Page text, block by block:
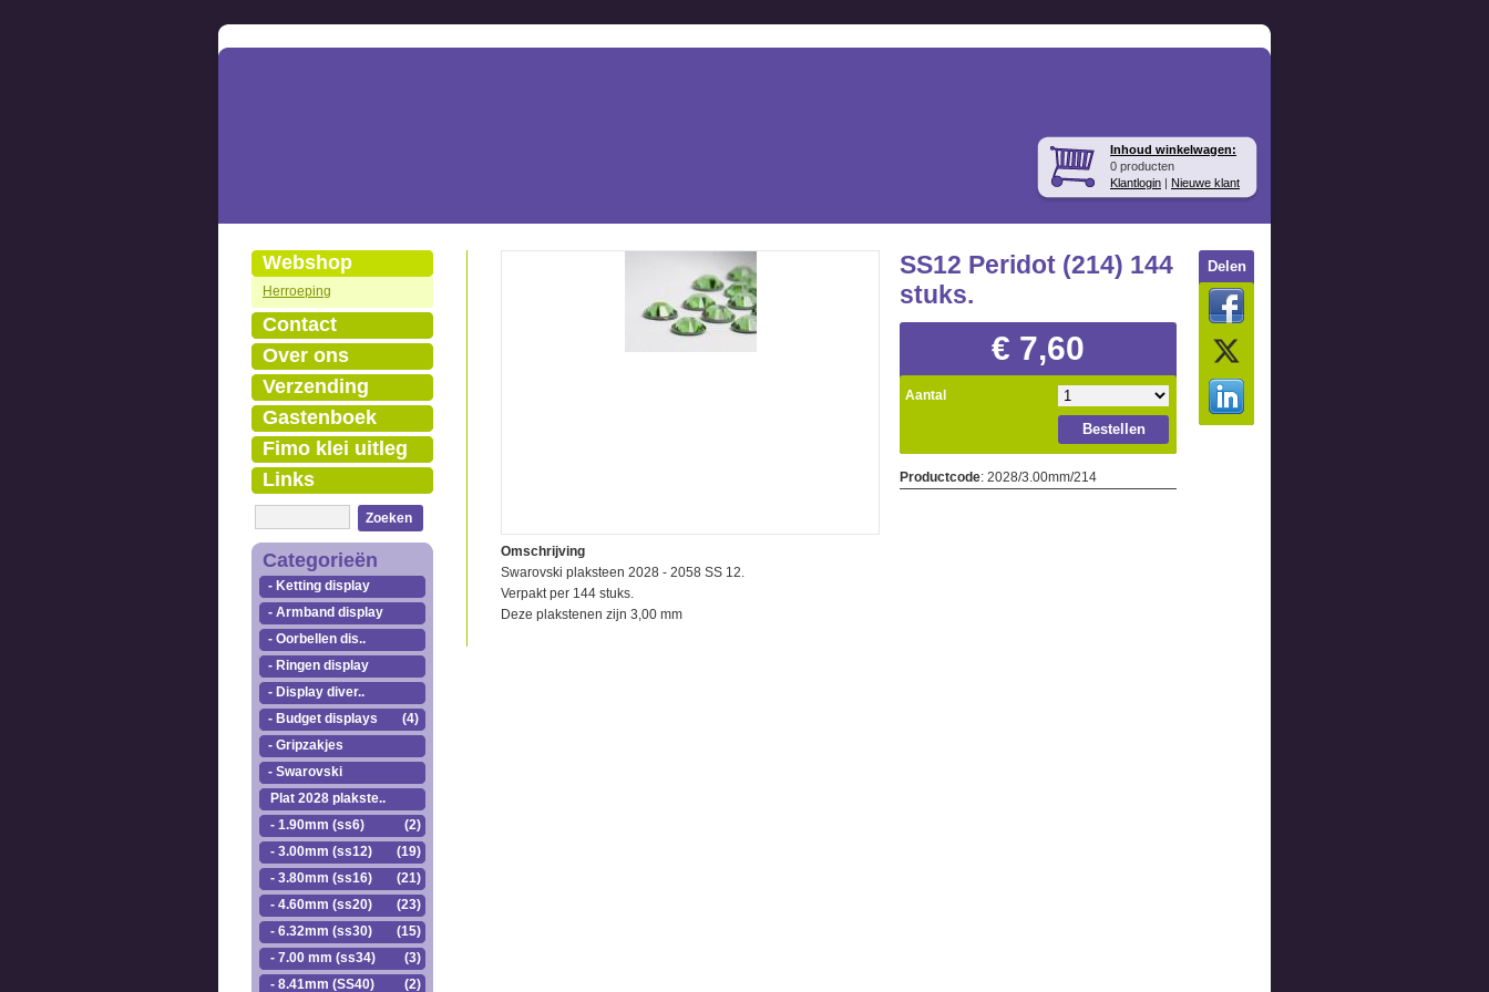
Inhoud winkelwagen:
0 producten
Klantlogin | Nieuwe klant
Webshop
Herroeping
Contact
Over ons
Verzending
Gastenboek
Fimo klei uitleg
Links
Zoeken
Categorieën
- Ketting display
- Armband display
- Oorbellen dis..
- Ringen display
- Display diver..
- Budget displays
(4)
- Gripzakjes
- Swarovski
Plat 2028 plakste..
- 1.90mm (ss6)
(2)
- 3.00mm (ss12)
(19)
- 3.80mm (ss16)
(21)
- 4.60mm (ss20)
(23)
- 6.32mm (ss30)
(15)
- 7.00 mm (ss34)
(3)
- 8.41mm (SS40)
(2)
SS12 Peridot (214) 144
stuks.
€ 7,60
Aantal
Bestellen
Productcode: 2028/3.00mm/214
Delen
Omschrijving
Swarovski plaksteen 2028 - 2058 SS 12.
Verpakt per 144 stuks.
Deze plakstenen zijn 3,00 mm